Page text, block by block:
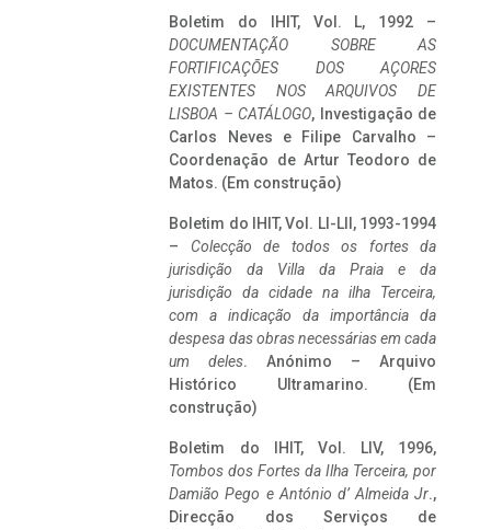
Boletim do IHIT, Vol. L, 1992 –
DOCUMENTAÇÃO SOBRE AS
FORTIFICAÇÕES DOS AÇORES
EXISTENTES NOS ARQUIVOS DE
LISBOA – CATÁLOGO, Investigação de
Carlos Neves e Filipe Carvalho –
Coordenação de Artur Teodoro de
Matos. (Em construção)
Boletim do IHIT, Vol. LI-LII, 1993-1994
– Colecção de todos os fortes da
jurisdição da Villa da Praia e da
jurisdição da cidade na ilha Terceira,
com a indicação da importância da
despesa das obras necessárias em cada
um deles. Anónimo – Arquivo
Histórico Ultramarino. (Em
construção)
Boletim do IHIT, Vol. LIV, 1996,
Tombos dos Fortes da Ilha Terceira, por
Damião Pego e António d’ Almeida Jr.,
Direcção dos Serviços de